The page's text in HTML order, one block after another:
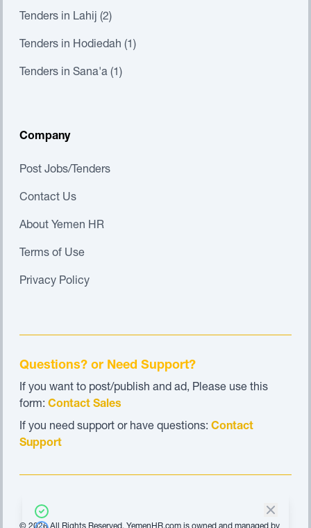
Tenders in Lahij (2)
Tenders in Hodiedah (1)
Tenders in Sana'a (1)
Company
Post Jobs/Tenders
Contact Us
About Yemen HR
Terms of Use
Privacy Policy
Questions? or Need Support?
If you want to post/publish and ad, Please use this
form: Contact Sales
If you need support or have questions: Contact
Support